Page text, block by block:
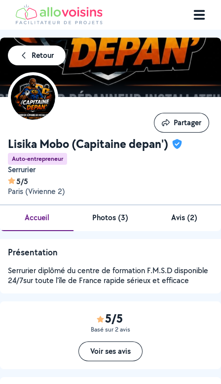
Retour
Lisika Mobo (Capitaine depan')
Auto-entrepreneur
Serrurier
5/5
Paris (Vivienne 2)
Partager
Partager
Accueil Photos (3) Avis (2)
Présentation
Serrurier diplômé du centre de formation F.M.S.D disponible
24/7sur toute l'île de France rapide sérieux et efficace
5/5
Basé sur 2 avis
Voir ses avis